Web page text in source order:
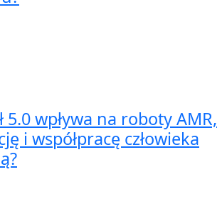
5.0 wpływa na roboty AMR,
i współpracę człowieka